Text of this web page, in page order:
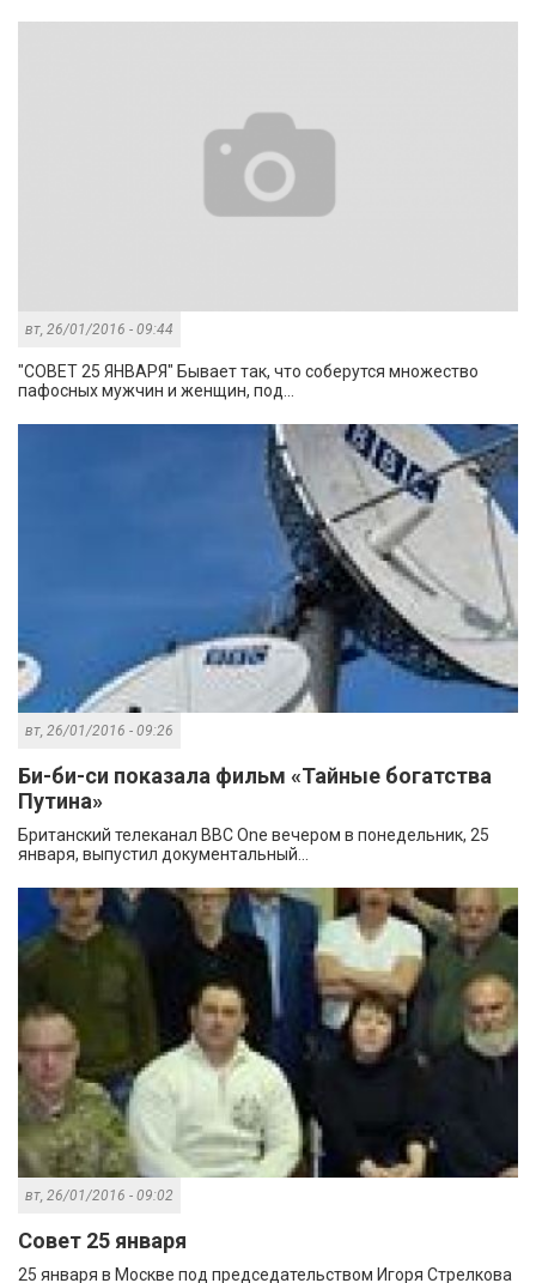
вт, 26/01/2016 - 09:44
"СОВЕТ 25 ЯНВАРЯ" Бывает так, что соберутся множество
пафосных мужчин и женщин, под...
вт, 26/01/2016 - 09:26
Би-би-си показала фильм «Тайные богатства
Путина»
Британский телеканал BBC One вечером в понедельник, 25
января, выпустил документальный...
вт, 26/01/2016 - 09:02
Совет 25 января
25 января в Москве под председательством Игоря Стрелкова